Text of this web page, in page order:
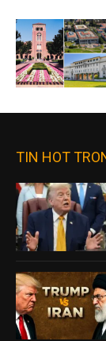
TIN HOT